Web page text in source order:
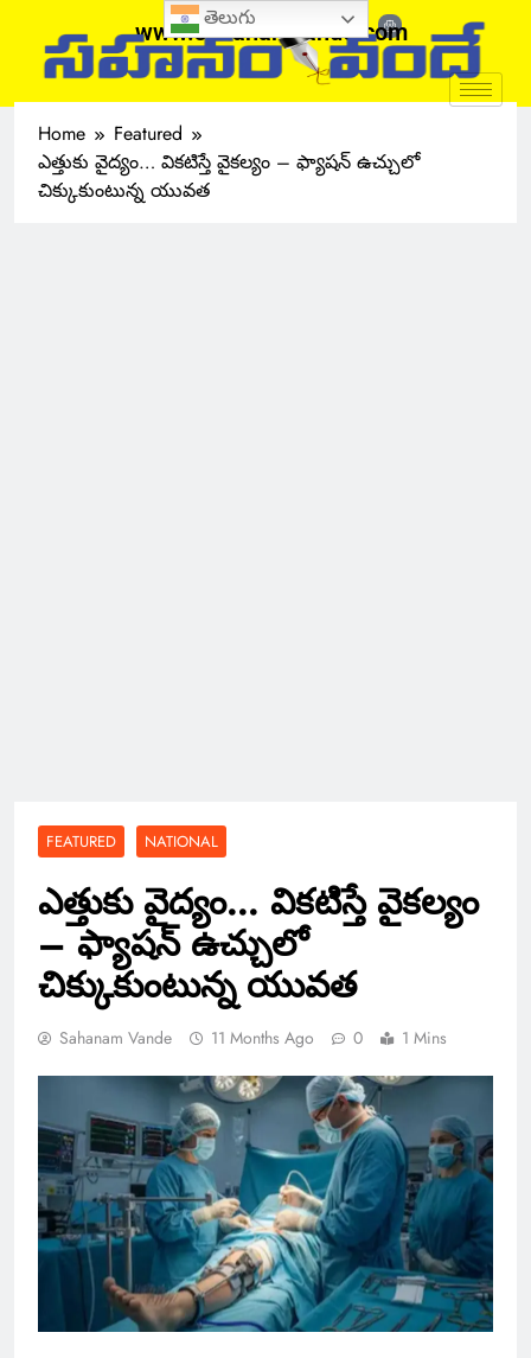
www.sahanamvande.com
Home
Featured
ఎత్తుకు వైద్యం… వికటిస్తే వైకల్యం – ఫ్యాషన్ ఉచ్చులో
చిక్కుకుంటున్న యువత
FEATURED NATIONAL
ఎత్తుకు వైద్యం… వికటిస్తే వైకల్యం
– ఫ్యాషన్ ఉచ్చులో
చిక్కుకుంటున్న యువత
Sahanam Vande 11 Months Ago 0 1 Mins
తెలుగు